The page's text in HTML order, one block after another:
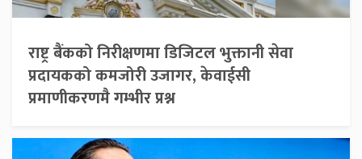
राष्ट्र बैंकको निरीक्षणमा डिजिटल भुक्तानी सेवा
प्रदायकको कमजोरी उजागर, केवाईसी
प्रमाणीकरणमै गम्भीर प्रश्न